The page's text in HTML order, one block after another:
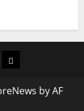
ผู้ชาย
by AF